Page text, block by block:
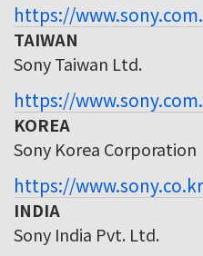
https://
TAIWAN
Sony Taiwan Ltd.
https://
KOREA
Sony Korea Corporation
https://
INDIA
Sony India Pvt. Ltd.